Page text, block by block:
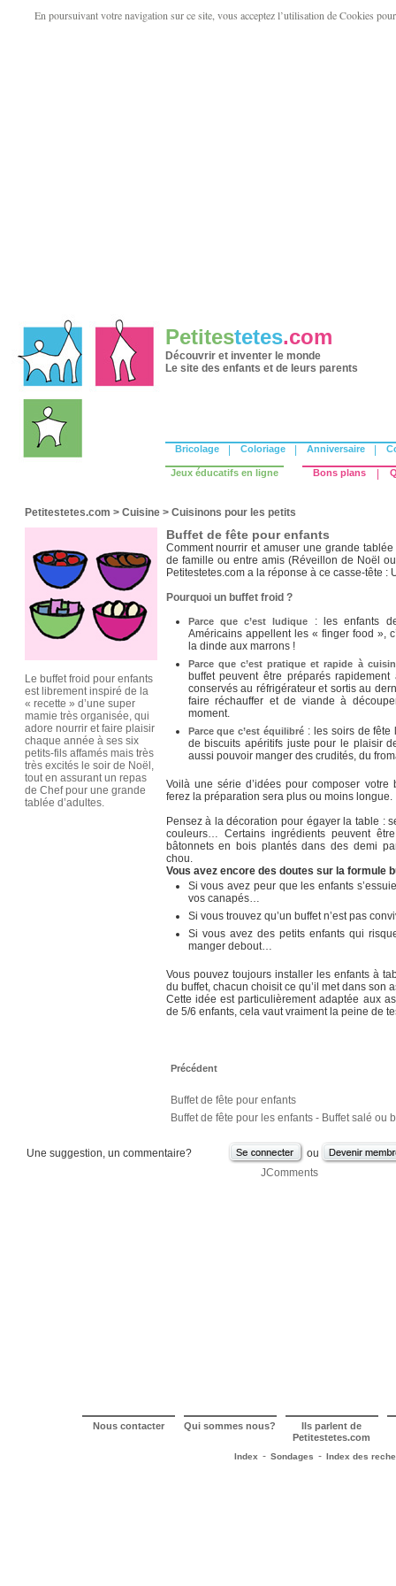
En poursuivant votre navigation sur ce site, vous acceptez l’utilisation de Cookies
Petitestetes.com
Découvrir et inventer le monde
Le site des enfants et de leurs parents
Bricolage Coloriage Anniversaire
Jeux éducatifs en ligne Bons plans
Petitestetes.com > Cuisine > Cuisinons pour les petits
Le buffet froid pour enfants
est librement inspiré de la
« recette » d’une super
mamie très organisée, qui
adore nourrir et faire plaisir
chaque année à ses six
petits-fils affamés mais très
très excités le soir de Noël,
tout en assurant un repas
de Chef pour une grande
tablée d’adultes.
Buffet de fête pour enfants
Comment nourrir et amuser une grande tablée
de famille ou entre amis (Réveillon de Noël
Petitestetes.com a la réponse à ce casse-tête :
Pourquoi un buffet froid ?
Parce que c’est ludique
: les enfants
Américains appellent les « finger food »,
la dinde aux marrons !
Parce que c’est pratique et rapide à
buffet peuvent être préparés
conservés au réfrigérateur et sortis au
faire réchauffer et de viande à
moment.
Parce que c’est équilibré : les soirs de fête
de biscuits apéritifs juste pour le plaisir
aussi pouvoir manger des crudités, du
Voilà une série d’idées pour composer
ferez la préparation sera plus ou moins longue.
Pensez à la décoration pour égayer la table :
couleurs… Certains ingrédients peuvent
bâtonnets en bois plantés dans des demi
chou.
Vous avez encore des doutes sur la formule
Si vous avez peur que les enfants
vos canapés…
Si vous trouvez qu’un buffet n’est pas
Si vous avez des petits enfants qui
manger debout…
Vous pouvez toujours installer les enfants à
du buffet, chacun choisit ce qu’il met dans son
Cette idée est particulièrement adaptée aux
de 5/6 enfants, cela vaut vraiment la peine de
Précédent
Buffet de fête pour enfants
Buffet de fête pour les enfants - Buffet salé ou
Une suggestion, un commentaire?
ou
JComments
Nous contacter Qui sommes nous? Ils parlent de
Petitestetes.com
Index - Sondages - Index des